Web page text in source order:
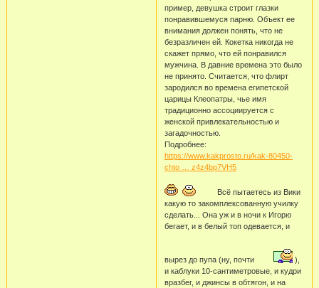
пример, девушка строит глазки
понравившемуся парню. Объект ее
внимания должен понять, что не
безразличен ей. Кокетка никогда не
скажет прямо, что ей понравился
мужчина. В давние времена это было
не принято. Считается, что флирт
зародился во времена египетской
царицы Клеопатры, чье имя
традиционно ассоциируется с
женской привлекательностью и
загадочностью.
Подробнее:
https://www.kakprosto.ru/kak-80450-
chto … z4z4bp7VH5
Всё пытаетесь из Вики
какую то закомплексованную училку
сделать... Она уж и в ночи к Игорю
бегает, и в белый топ одевается, и
вырез до пупа (ну, почти
),
и каблуки 10-сантиметровые, и кудри
вразбег, и джинсы в обтягон, и на